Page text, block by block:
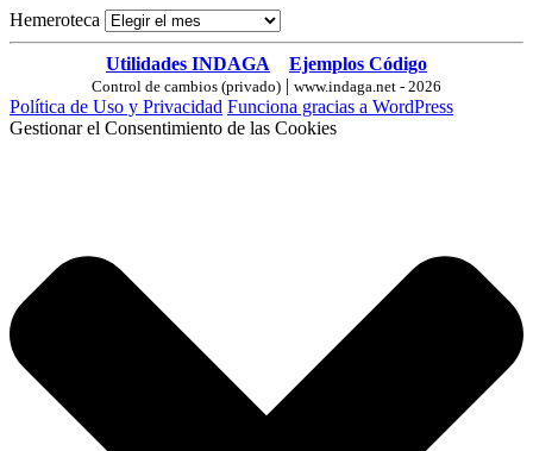
Hemeroteca
Utilidades INDAGA Ejemplos Código
Control de cambios (privado) | www.indaga.net - 2026
Política de Uso y Privacidad Funciona gracias a WordPress
Gestionar el Consentimiento de las Cookies